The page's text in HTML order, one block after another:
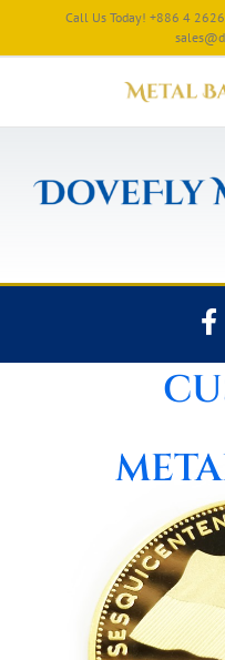
Call Us Today! +886 4